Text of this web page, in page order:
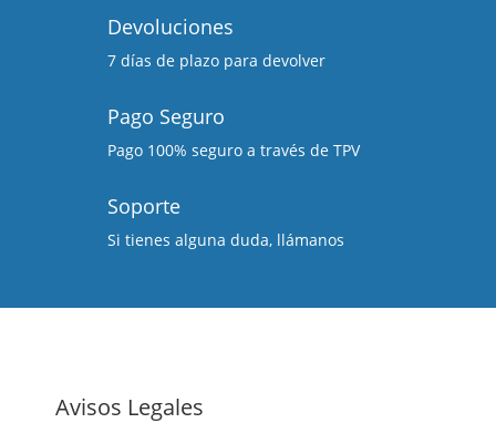
Devoluciones
7 días de plazo para devolver
Pago Seguro
Pago 100% seguro a través de TPV
Soporte
Si tienes alguna duda, llámanos
Avisos Legales